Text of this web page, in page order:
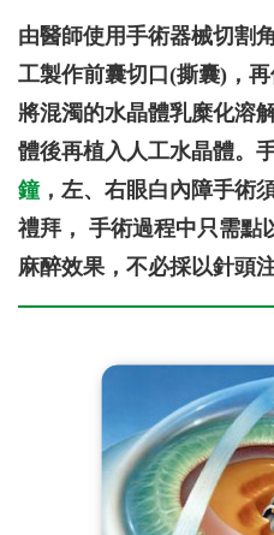
由醫師使用手術器械切割
工製作前囊切口(撕囊)，
將混濁的水晶體乳糜化溶
體後再植入人工水晶體。
鐘，左、右眼白內障手術
禮拜， 手術過程中只需點
麻醉效果，不必採以針頭